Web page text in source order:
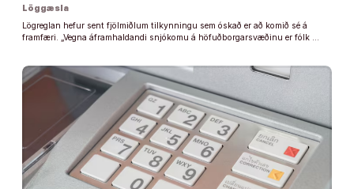
Löggæsla
Lögreglan hefur sent fjölmiðlum tilkynningu sem óskað er að komið sé á
framfæri. „Vegna áframhaldandi snjókomu á höfuðborgarsvæðinu er fólk …